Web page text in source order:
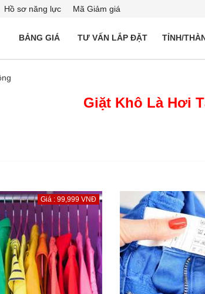
Hồ sơ năng lực Mã Giảm giá
BẢNG GIÁ TƯ VẤN LẮP ĐẶT TỈNH/
Giặt Khô Là Hơi
Giá : 99,999 VNĐ